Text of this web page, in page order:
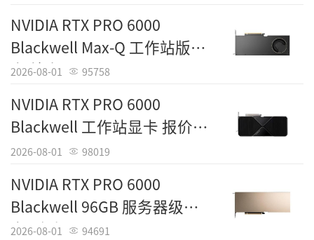
责任编辑：IT国度
NVIDIA RTX PRO 6000
Blackwell Max-Q 工作站版显
卡 特惠76899元
2026-08-01 95758
NVIDIA RTX PRO 6000
Blackwell 工作站显卡 报价
79042元
2026-08-01 98019
NVIDIA RTX PRO 6000
Blackwell 96GB 服务器级显
卡 到手88299元
2026-08-01 94691